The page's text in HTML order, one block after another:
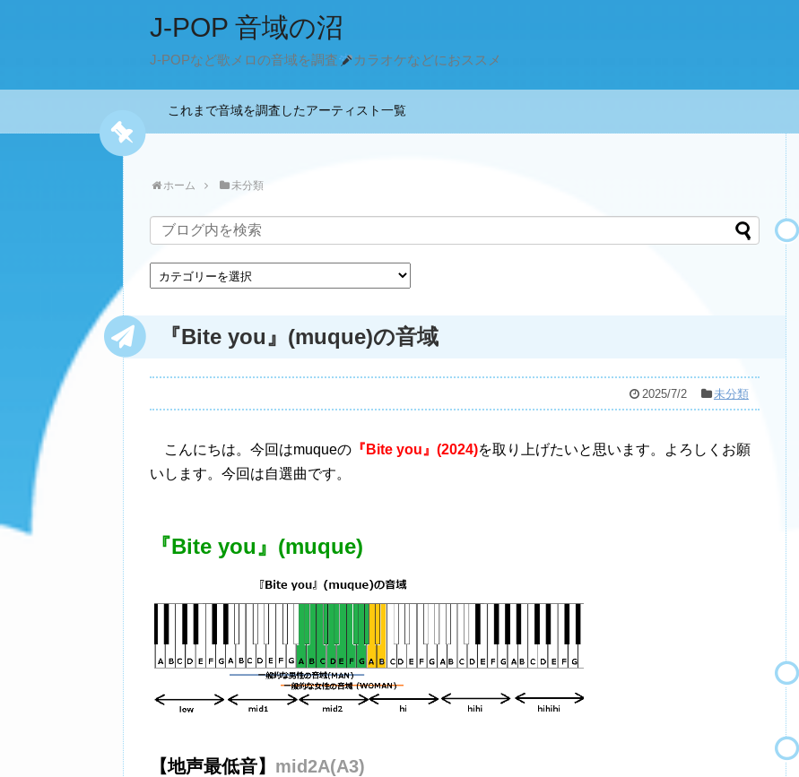
J-POP 音域の沼
J-POPなど歌メロの音域を調査 カラオケなどにおススメ
これまで音域を調査したアーティスト一覧
ホーム 未分類
『Bite you』(muque)の音域
2025/7/2 未分類
こんにちは。今回はmuqueの 『Bite you』(2024)を取り上げたいと思います。よろしくお願
いします。今回は自選曲です。
『Bite you』(muque)
【地声最低音】 mid2A(A3)